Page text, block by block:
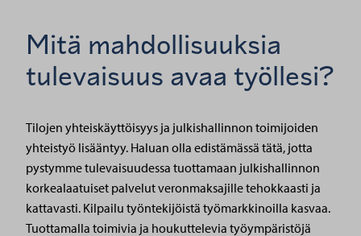
Mitä mahdollisuuksia
tulevaisuus avaa työllesi?
Tilojen yhteiskäyttöisyys ja julkishallinnon toimijoiden
yhteistyö lisääntyy. Haluan olla edistämässä tätä, jotta
pystymme tulevaisuudessa tuottamaan julkishallinnon
korkealaatuiset palvelut veronmaksajille tehokkaasti ja
kattavasti. Kilpailu työntekijöistä työmarkkinoilla kasvaa.
Tuottamalla toimivia ja houkuttelevia työympäristöjä